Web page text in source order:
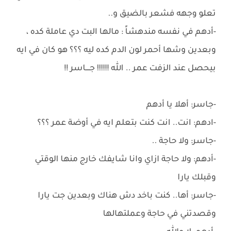
تعلو وجهه فشعر بالضيق و..
-أدهم في نفسه مندهشاً : مالها البت دي عاملة كده ،
وبعدين وشها أحمر لون الدم كده ليه ؟؟؟ هو كان في ايه
بيحصل عند الزفت عمر .. الله !!!!!! جــــاسر !!
-جاسر: أهلا يا أدهم
-ادهم: انت.. انت كنت بتعلم ايه في أوضة عمر ؟؟؟
-جاسر: ولا حاجة ..
-أدهم: ولا حاجة ازاي وانا شايفك خارج منها الوقتي
وقبلك يارا
-جاسر: أها.. كنت باخد دش هناك وبعدين جت يارا
وقصدتني في حاجة وعملتهالها